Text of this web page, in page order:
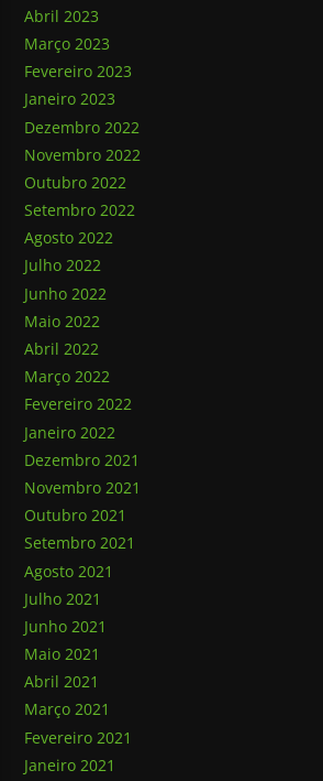
Abril 2023
Março 2023
Fevereiro 2023
Janeiro 2023
Dezembro 2022
Novembro 2022
Outubro 2022
Setembro 2022
Agosto 2022
Julho 2022
Junho 2022
Maio 2022
Abril 2022
Março 2022
Fevereiro 2022
Janeiro 2022
Dezembro 2021
Novembro 2021
Outubro 2021
Setembro 2021
Agosto 2021
Julho 2021
Junho 2021
Maio 2021
Abril 2021
Março 2021
Fevereiro 2021
Janeiro 2021